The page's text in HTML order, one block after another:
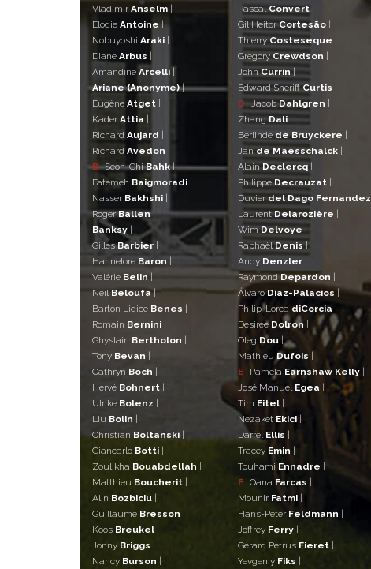
Vladimir Anselm
Elodie Antoine|
Nobuyoshi Araki
Diane Arbus
Amandine Arcelli
Ariane (Anonyme)|
Eugène Atget
Kader Attia
Richard Aujard
Richard Avedon
B Seon-GhiBahk|
Fatemeh Baigmoradi
Nasser Bakhshi
RogerBallen|
Banksy
GillesBarbier
Hannelore Baron
Valérie Belin
Neïl Beloufa|
Barton Lidice Benes
Romain Bernini
Ghyslain Bertholon
Tony Bevan
Cathryn Boch
Hervé Bohnert
Ulrike Bolenz
Liu Bolin
ChristianBoltanski
Giancarlo Botti
Zoulikha Bouabdellah
Matthieu Boucherit
Alin Bozbiciu
Guillaume Bresson
Koos Breukel
Jonny Briggs
Nancy Burson
PascalConvert
Gil HeitorCortesão
ThierryCosteseque
GregoryCrewdson
JohnCurrin|
Edward SheriffCurtis
D JacobDahlgren
ZhangDali|
Berlindede Bruyckere
Jande Maesschalck
AlainDeclercq|
PhilippeDecrauzat
Duvierdel Dago Fernandez
LaurentDelarozière
WimDelvoye|
RaphaëlDenis|
Andy Denzler
RaymondDepardon
ÁlvaroDiaz-Palacios
Philip-LorcadiCorcia
Desiree Dolron
Oleg Dou
MathieuDufois
E
Pamela Earnshaw Kelly
José Manuel Egea
Tim Eitel
Nezaket Ekici
DarrelEllis
Tracey Emin
Touhami Ennadre
F Oana Farcas
Mounir Fatmi
Hans-Peter Feldmann
Joffrey Ferry
Gérard Petrus Fieret
Yevgeniy Fiks